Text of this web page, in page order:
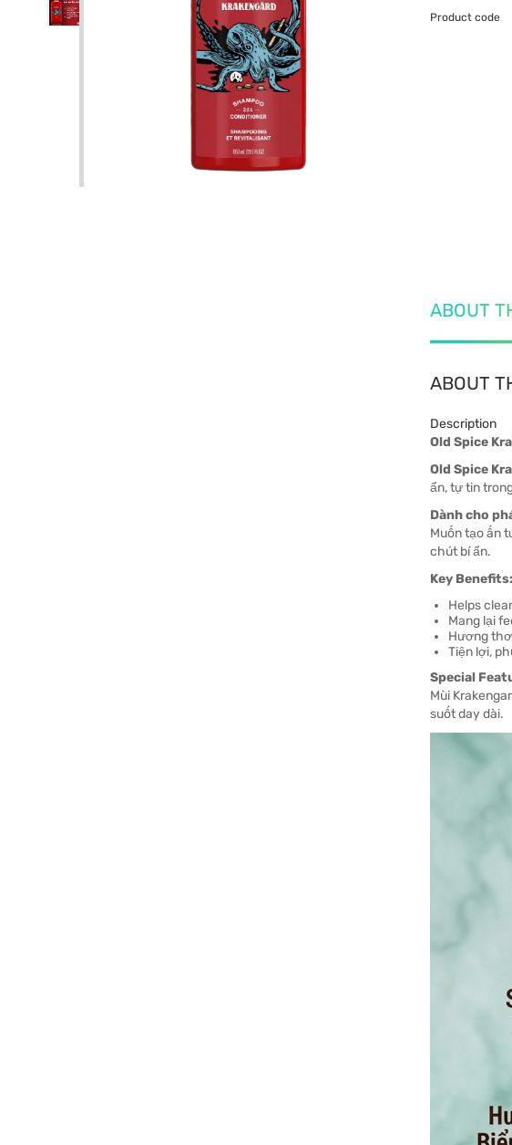
Product code
ABOUT
ABOUT
Description
Old Spice
Old Spice
ẩn, tự tin
Dành cho
Muốn tạo ấn
chút bí ẩn.
Key Benefits:
Helps
Mang lại
Hương
Tiện lợi,
Special
Mùi
suốt day dài.